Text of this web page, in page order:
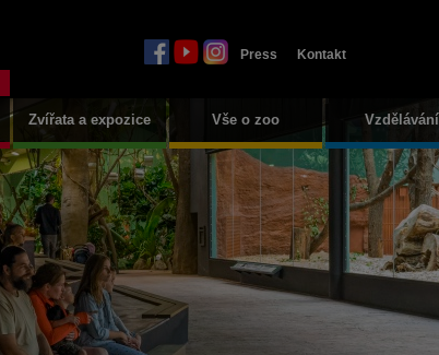
Press Kontakt
Zvířata a expozice Vše o zoo Vzdělávání